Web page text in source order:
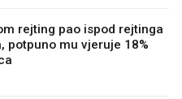
rejting pao ispod rejtinga
potpuno mu vjeruje 18%